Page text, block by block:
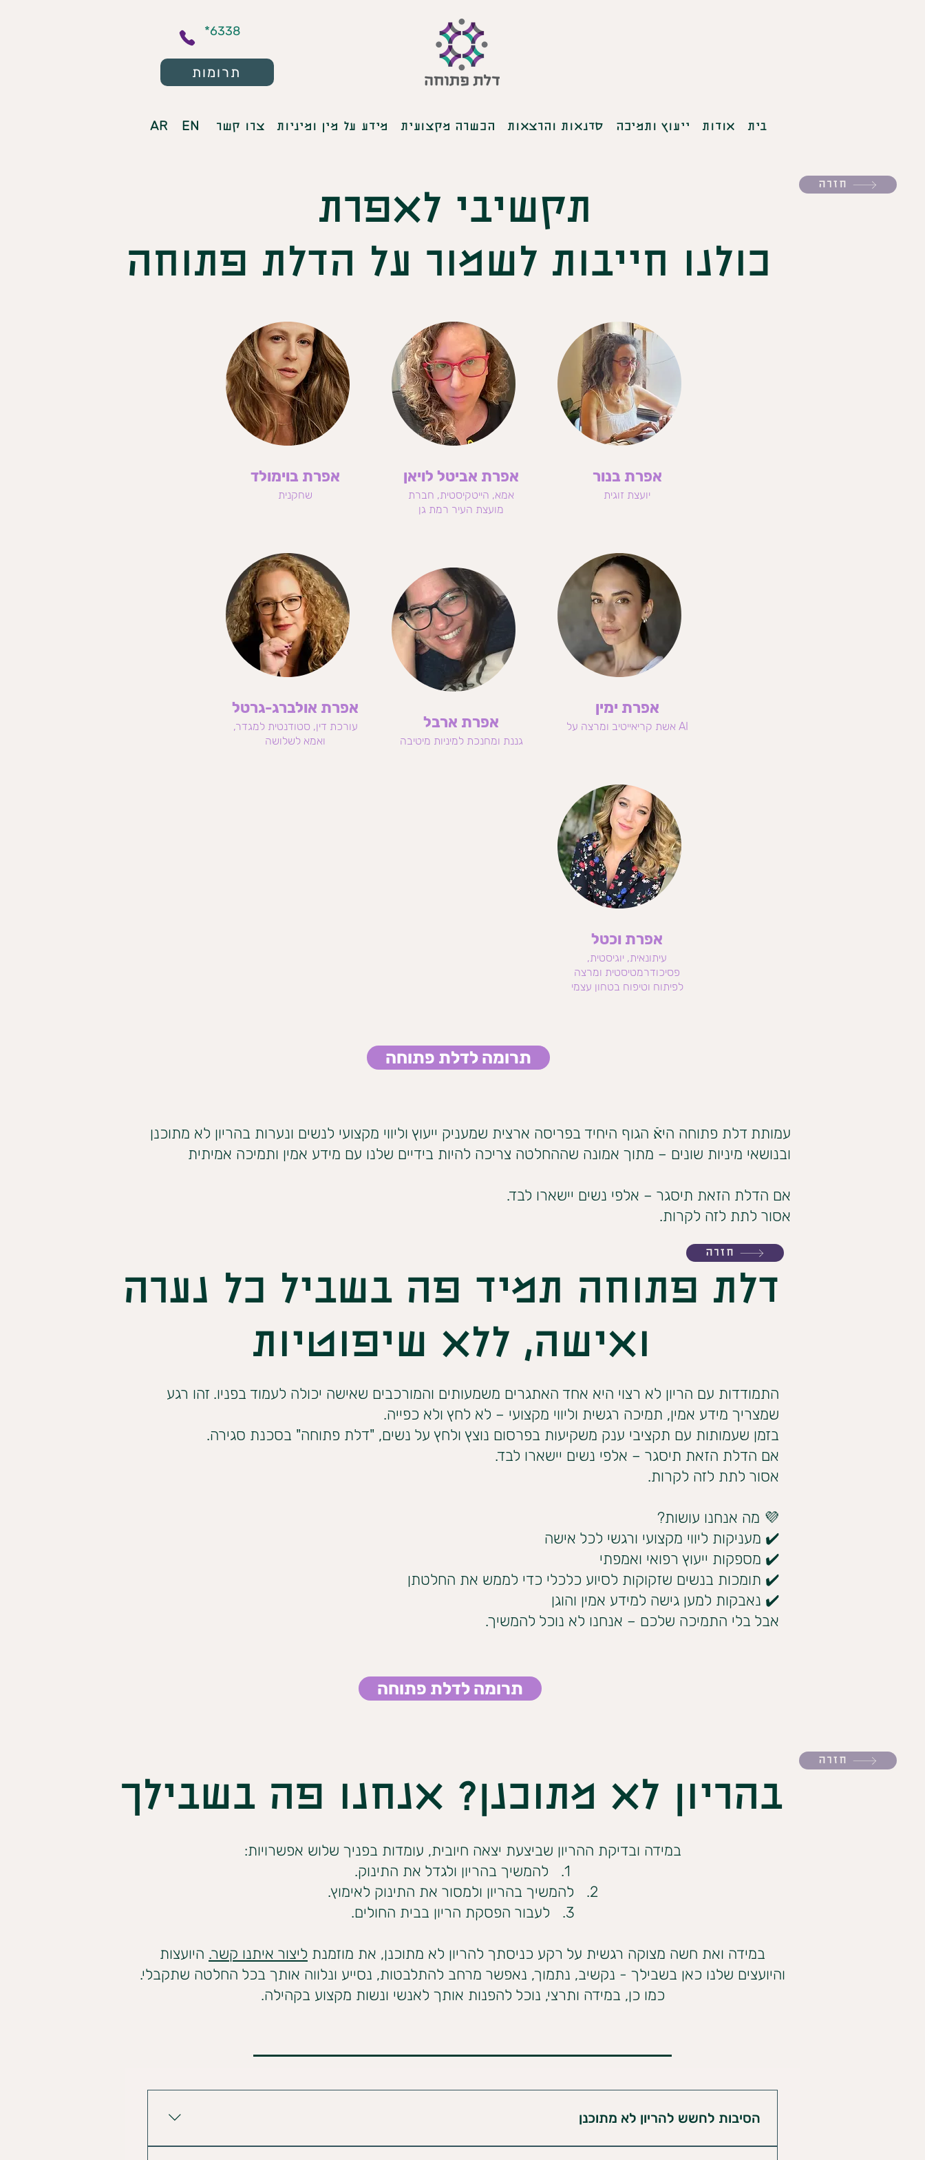
*6338
תרומות
בית אודות ייעוץ ותמיכה סדנאות והרצאות הכשרה מקצועית מידע על מין ומיניות צרו קשר EN
AR
חזרה
תקשיבי לאפרת
כולנו חייבות לשמור על הדלת פתוחה
אפרת בנור
יועצת זוגית
אפרת ימין
AI אשת קריאייטיב ומרצה על
אפרת וכטל
עיתונאית, יוגיסטית,
פסיכודרמטיסטית ומרצה
לפיתוח וטיפוח בטחון עצמי
אפרת אביטל לויאן
אמא, הייטקיסטית, חברת
מועצת העיר רמת גן
אפרת ארבל
גננת ומחנכת למיניות מיטיבה
אפרת בוימולד
שחקנית
אפרת אולברג-גרטל
עורכת דין, סטודנטית למגדר,
ואמא לשלושה
תרומה לדלת פתוחה
עמותת דלת פתוחה היאֿ הגוף היחיד בפריסה ארצית שמעניק ייעוץ וליווי מקצועי לנשים ונערות בהריון לא מתוכנן
ובנושאי מיניות שונים – מתוך אמונה שההחלטה צריכה להיות בידיים שלנו עם מידע אמין ותמיכה אמיתית
אם הדלת הזאת תיסגר – אלפי נשים יישארו לבד.
אסור לתת לזה לקרות.
חזרה
דלת פתוחה תמיד פה בשביל כל נערה
ואישה, ללא שיפוטיות
התמודדות עם הריון לא רצוי היא אחד האתגרים משמעותים והמורכבים שאישה יכולה לעמוד בפניו. זהו רגע
שמצריך מידע אמין, תמיכה רגשית וליווי מקצועי – לא לחץ ולא כפייה.
בזמן שעמותות עם תקציבי ענק משקיעות בפרסום נוצץ ולחץ על נשים, "דלת פתוחה" בסכנת סגירה.
אם הדלת הזאת תיסגר – אלפי נשים יישארו לבד.
אסור לתת לזה לקרות.
💜 מה אנחנו עושות?
✔️ מעניקות ליווי מקצועי ורגשי לכל אישה
✔️ מספקות ייעוץ רפואי ואמפתי
✔️ תומכות בנשים שזקוקות לסיוע כלכלי כדי לממש את החלטתן
✔️ נאבקות למען גישה למידע אמין והוגן
אבל בלי התמיכה שלכם – אנחנו לא נוכל להמשיך.
תרומה לדלת פתוחה
חזרה
בהריון לא מתוכנן? אנחנו פה בשבילך
במידה ובדיקת ההריון שביצעת יצאה חיובית, עומדות בפניך שלוש אפשרויות:
1. להמשיך בהריון ולגדל את התינוק.
2. להמשיך בהריון ולמסור את התינוק לאימוץ.
3. לעבור הפסקת הריון בבית החולים.
במידה ואת חשה מצוקה רגשית על רקע כניסתך להריון לא מתוכנן, את מוזמנת ליצור איתנו קשר. היועצות
והיועצים שלנו כאן בשבילך - נקשיב, נתמוך, נאפשר מרחב להתלבטות, נסייע ונלווה אותך בכל החלטה שתקבלי.
כמו כן, במידה ותרצי, נוכל להפנות אותך לאנשי ונשות מקצוע בקהילה.
הסיבות לחשש להריון לא מתוכנן